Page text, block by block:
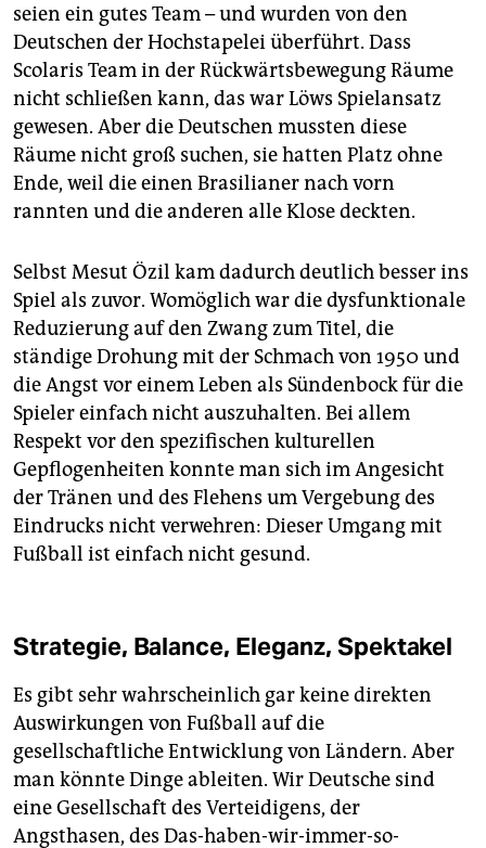
seien ein gutes Team – und wurden von den
Deutschen der Hochstapelei überführt. Dass
Scolaris Team in der Rückwärtsbewegung Räume
nicht schließen kann, das war Löws Spielansatz
gewesen. Aber die Deutschen mussten diese
Räume nicht groß suchen, sie hatten Platz ohne
Ende, weil die einen Brasilianer nach vorn
rannten und die anderen alle Klose deckten.
Selbst Mesut Özil kam dadurch deutlich besser ins
Spiel als zuvor. Womöglich war die dysfunktionale
Reduzierung auf den Zwang zum Titel, die
ständige Drohung mit der Schmach von 1950 und
die Angst vor einem Leben als Sündenbock für die
Spieler einfach nicht auszuhalten. Bei allem
Respekt vor den spezifischen kulturellen
Gepflogenheiten konnte man sich im Angesicht
der Tränen und des Flehens um Vergebung des
Eindrucks nicht verwehren: Dieser Umgang mit
Fußball ist einfach nicht gesund.
Strategie, Balance, Eleganz, Spektakel
Es gibt sehr wahrscheinlich gar keine direkten
Auswirkungen von Fußball auf die
gesellschaftliche Entwicklung von Ländern. Aber
man könnte Dinge ableiten. Wir Deutsche sind
eine Gesellschaft des Verteidigens, der
Angsthasen, des Das-haben-wir-immer-so-